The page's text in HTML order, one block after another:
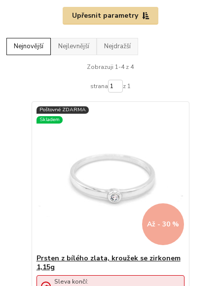
V nabídce naleznete různé styly zásnubních prstenů, od
jednoduchých až elegantních. Každý prsten je vyroben s
maximální pečlivostí a kvalitními materiály, aby byl tím pravým
symbolem lásky.
Všechnyzásnubní prsteny z bílého zlata jsou opatřeny
platnou puncovní značkou, která garantuje jejich pravost a
nezapomenutelný moment.
Upřesnit parametry
Nejnovější Nejlevnější Nejdražší
Zobrazuji 1-4 z 4
strana z 1
Až - 30 %
Prsten z bílého zlata, kroužek se zirkonem
1,15g
Sleva končí: